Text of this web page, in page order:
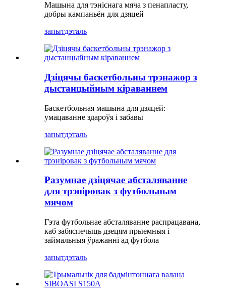
Машына для тэніснага мяча з пенапласту,
добры кампаньён для дзяцей
запытдэталь
Дзіцячы баскетбольны трэнажор з
дыстанцыйным кіраваннем
Баскетбольная машына для дзяцей:
умацаванне здароўя і забавы
запытдэталь
Разумнае дзіцячае абсталяванне
для трэніровак з футбольным
мячом
Гэта футбольнае абсталяванне распрацавана,
каб забяспечыць дзецям прыемныя і
займальныя ўражанні ад футбола
запытдэталь